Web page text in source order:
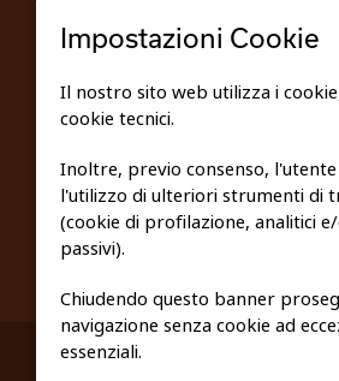
PRIVACY E COOKIE
Impostazioni Cookie
Il nostro sito web utilizza i
cookie tecnici.
Inoltre, previo consenso,
l'utilizzo di ulteriori strumenti di
(cookie di profilazione, analitici
passivi).
Chiudendo questo banner
navigazione senza cookie ad
essenziali.